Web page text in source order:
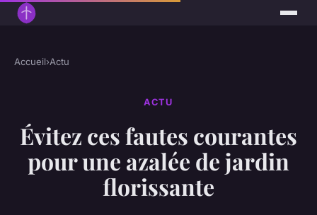
Accueil›Actu
ACTU
Évitez ces fautes courantes
pour une azalée de jardin
florissante